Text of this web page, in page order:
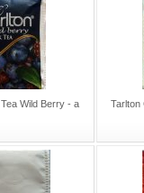
Wild Berry - a Tarlton